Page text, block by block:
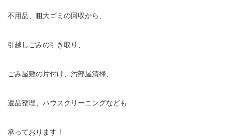
不用品、粗大ゴミの回収から、
引越しごみの引き取り、
ごみ屋敷の片付け、汚部屋清掃、
遺品整理、ハウスクリーニングなども
承っております！